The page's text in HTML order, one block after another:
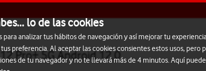
Pro+ 5G Android 12.0
lo de las cookies
analizar tus hábitos de navegación y así mejorar tu
preferencia. Al aceptar las cookies consientes estos usos, pero
de tu navegador y no te llevará más de 4 minutos. Aquí